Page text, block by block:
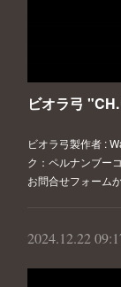
ビオラ弓
ビオラ弓製作者 :
ク：ペルナンブー
お問合せフォーム
2024.12.22